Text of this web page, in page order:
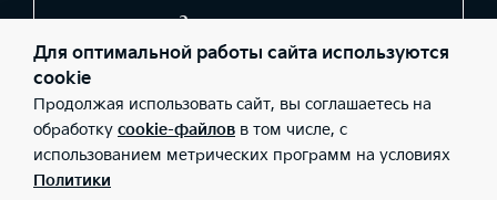
Заказать звонок
© 2026 Юридические лица ООО "СОКРАТ СПБ" (Фактический
адрес: г. Воронеж, ул. Изыскателей, д. 23; Телефон: +7 (473) 233-
33-23; ИНН: 3662075500; ОГРН: 1183668006873), ООО «Киа
Россия и СНГ» (Фактический адрес: г.Москва, Валовая 26;
Телефон: 8 800 301 08 80; ИНН: 7728674093; ОГРН:
5087746291760) ведут деятельность на территории РФ в
Для оптимальной работы сайта используются
cookie
Продолжая использовать сайт, вы соглашаетесь на
обработку cookie-файлов в том числе, с
использованием метрических программ на условиях
Политики